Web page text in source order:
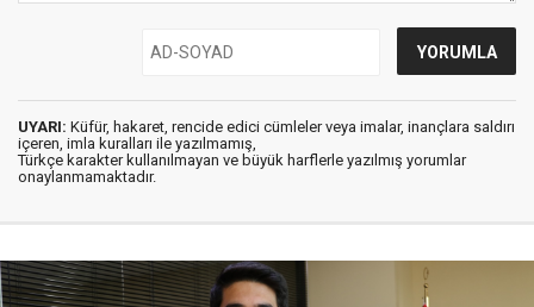
UYARI: Küfür, hakaret, rencide edici cümleler veya imalar, inançlara saldırı
içeren, imla kuralları ile yazılmamış,
Türkçe karakter kullanılmayan ve büyük harflerle yazılmış yorumlar
onaylanmamaktadır.